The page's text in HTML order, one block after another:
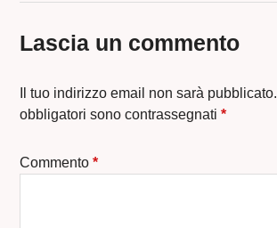
Lascia un commento
Il tuo indirizzo email non sarà pubblicato.
obbligatori sono contrassegnati*
Commento*